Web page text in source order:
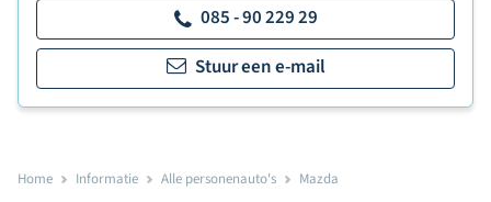
085 - 90 229 29
Stuur een e-mail
Home Informatie Alle personenauto's Mazda